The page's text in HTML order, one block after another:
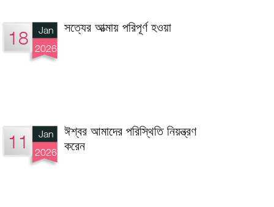
18
Jan
2026
সত্যের আত্মায় পরিপূর্ণ হওয়া
11
Jan
2026
ঈশ্বর আমাদের পরিস্থিতি নিয়ন্ত্রণ
করেন